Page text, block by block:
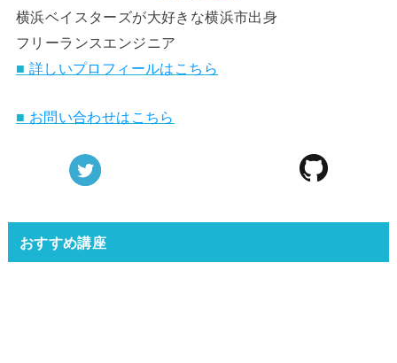
横浜ベイスターズが大好きな横浜市出身
フリーランスエンジニア
■ 詳しいプロフィールはこちら
■ お問い合わせはこちら
おすすめ講座